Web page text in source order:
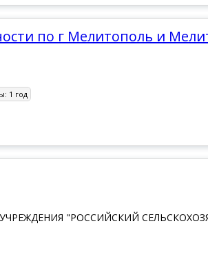
по г Мелитополь и
1 год
"РОССИЙСКИЙ